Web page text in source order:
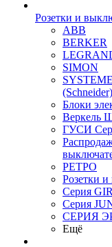
Розетки и
ABB
BERKER
SIMON
(Schneider)
Блоки
Веркель
ГУСИ
РЕТРО
Розетки
Серия
Серия
СЕРИЯ
Ещё